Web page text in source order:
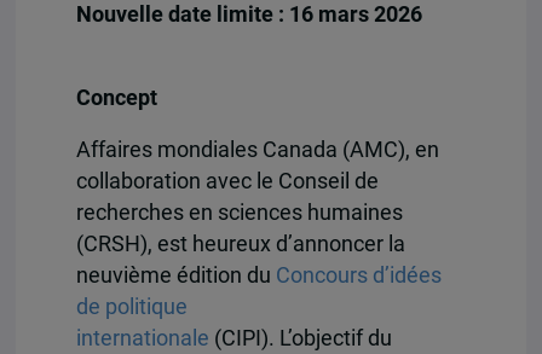
Nouvelle date limite : 16 mars 2026
Concept
Affaires mondiales Canada (AMC), en
collaboration avec le Conseil de
recherches en sciences humaines
(CRSH), est heureux d’annoncer la
neuvième édition du Concours d’idées
de politique
internationale (CIPI). L’objectif du